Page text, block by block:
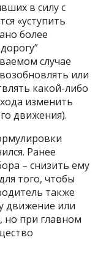
в силу с
«уступить
более
случае
или
какой-либо
изменить
движения).
Ранее
– снизить ему
того, чтобы
также
движение или
но при главном